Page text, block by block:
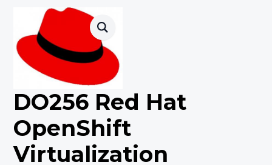
DO256 Red Hat
OpenShift
Virtualization